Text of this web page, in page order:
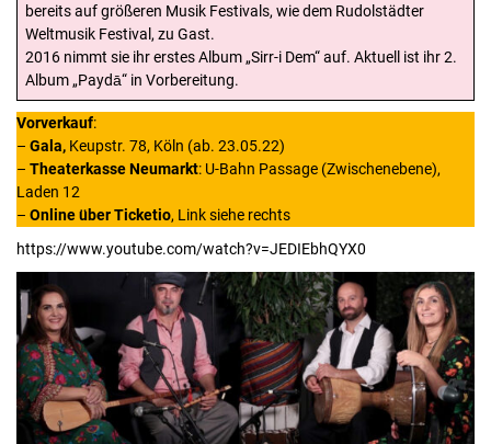
bereits auf größeren Musik Festivals, wie dem Rudolstädter
Weltmusik Festival, zu Gast.
2016 nimmt sie ihr erstes Album „Sirr-i Dem“ auf. Aktuell ist ihr 2.
Album „Paydā“ in Vorbereitung.
Vorverkauf:
– Gala, Keupstr. 78, Köln (ab. 23.05.22)
– Theaterkasse Neumarkt: U-Bahn Passage (Zwischenebene),
Laden 12
– Online über Ticketio, Link siehe rechts
https://www.youtube.com/watch?v=JEDIEbhQYX0